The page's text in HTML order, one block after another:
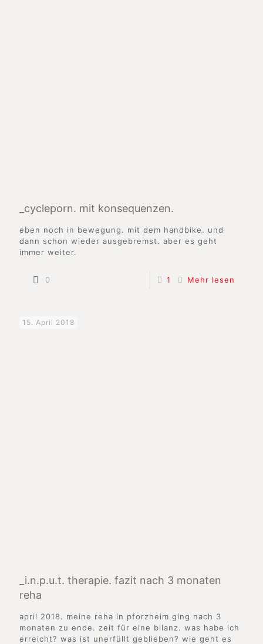
_cycleporn. mit konsequenzen.
eben noch in bewegung. mit dem handbike. und
dann schon wieder ausgebremst. aber es geht
immer weiter.
0 1 Mehr lesen
15. April 2018
_i.n.p.u.t. therapie. fazit nach 3 monaten
reha
april 2018. meine reha in pforzheim ging nach 3
monaten zu ende. zeit für eine bilanz. was habe ich
erreicht? was ist unerfüllt geblieben? wie geht es